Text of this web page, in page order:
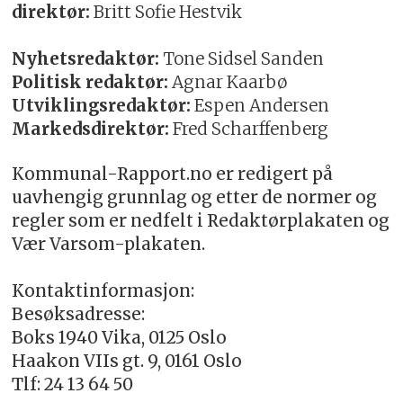
direktør: Britt Sofie Hestvik
Nyhetsredaktør: Tone Sidsel Sanden
Politisk redaktør: Agnar Kaarbø
Utviklingsredaktør: Espen Andersen
Markedsdirektør: Fred Scharffenberg
Kommunal-Rapport.no er redigert på
uavhengig grunnlag og etter de normer og
regler som er nedfelt i Redaktørplakaten og
Vær Varsom-plakaten.
Kontaktinformasjon:
Besøksadresse:
Boks 1940 Vika, 0125 Oslo
Haakon VIIs gt. 9, 0161 Oslo
Tlf: 24 13 64 50